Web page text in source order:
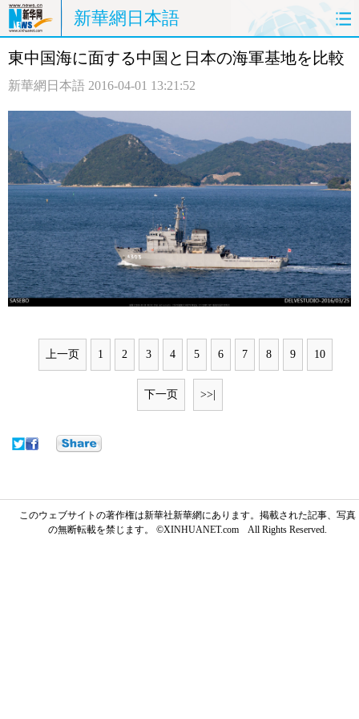
新華網日本語
ホームページ 政治 経済
観光 評論 写真
中日対訳
東中国海に面する中国と日本の海軍基地を比較
新華網日本語 2016-04-01 13:21:52
上一页 1 2 3 4 5 6 7 8 9 10
下一页 >>|
このウェブサイトの著作権は新華社新華網にあります。掲載された記事、写真
の無断転載を禁じます。 ©XINHUANET.com All Rights Reserved.